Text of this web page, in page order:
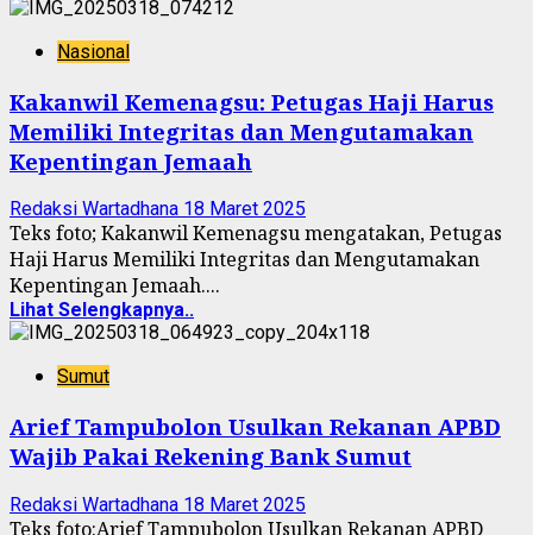
Nasional
Kakanwil Kemenagsu: Petugas Haji Harus
Memiliki Integritas dan Mengutamakan
Kepentingan Jemaah
Redaksi Wartadhana 18 Maret 2025
Teks foto; Kakanwil Kemenagsu mengatakan, Petugas
Haji Harus Memiliki Integritas dan Mengutamakan
Kepentingan Jemaah....
Lihat Selengkapnya..
Sumut
Arief Tampubolon Usulkan Rekanan APBD
Wajib Pakai Rekening Bank Sumut
Redaksi Wartadhana 18 Maret 2025
Teks foto:Arief Tampubolon Usulkan Rekanan APBD